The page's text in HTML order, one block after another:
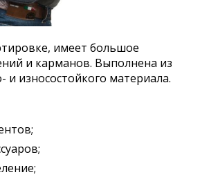
имеет большое
и карманов. Выполнена из
и износостойкого материала.